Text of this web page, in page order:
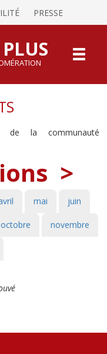
PRESSE
PLUS
de la communauté
>
mai juin
octobre novembre